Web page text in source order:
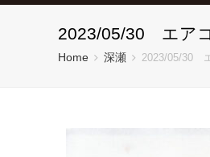
2023/05/30 エア
Home 深瀬 2023/05/30